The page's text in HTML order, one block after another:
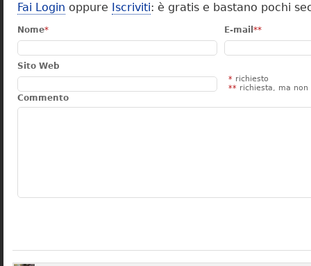
Fai Login oppure Iscriviti: è gratis e bastano pochi
Nome* E-mail **
Sito Web
* richiesto
** richiesta, ma non
Commento